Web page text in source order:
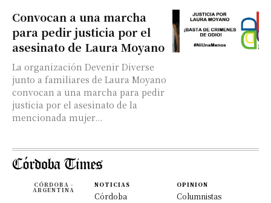
Convocan a una marcha
para pedir justicia por el
asesinato de Laura Moyano
La organización Devenir Diverse
junto a familiares de Laura Moyano
convocan a una marcha para pedir
justicia por el asesinato de la
mencionada mujer...
CÓRDOBA -
ARGENTINA
NOTICIAS
Córdoba
OPINION
Columnistas